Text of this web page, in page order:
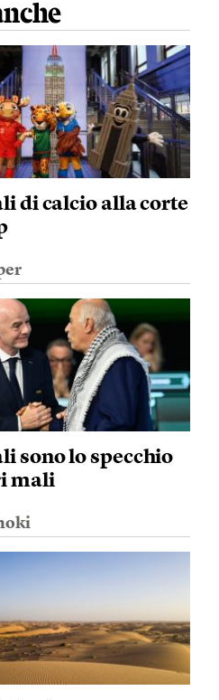
di calcio alla corte
sono lo specchio
mali